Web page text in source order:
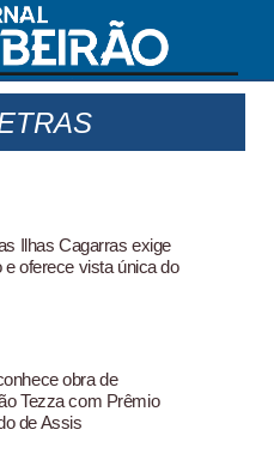
Ilhas Cagarras exige
e oferece vista única do
obra de
Tezza com Prêmio
de Assis